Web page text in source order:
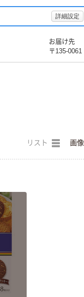
詳細設定
お届け先
〒135-0061
リスト 画像